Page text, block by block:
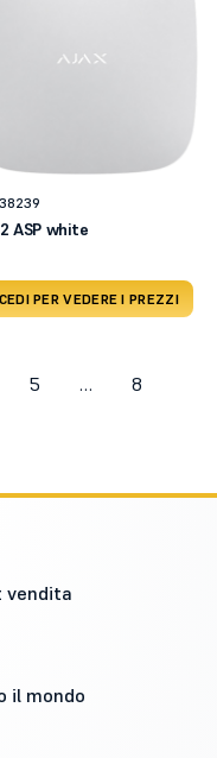
ASP white
PER VEDERE I PREZZI
5 … 8
vendita
il mondo